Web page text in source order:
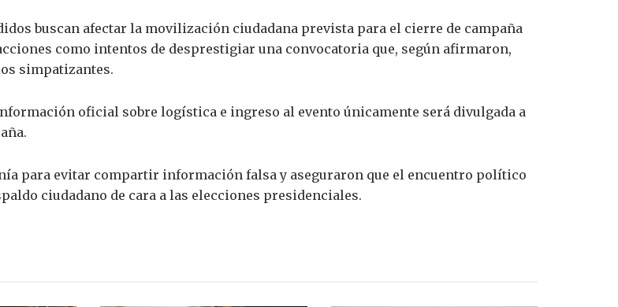
buscan afectar la movilización ciudadana prevista para el cierre de campaña
como intentos de desprestigiar una convocatoria que, según afirmaron,
simpatizantes.
oficial sobre logística e ingreso al evento únicamente será divulgada a
para evitar compartir información falsa y aseguraron que el encuentro político
ciudadano de cara a las elecciones presidenciales.